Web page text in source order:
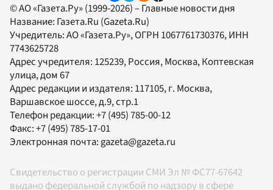
© АО «Газета.Ру» (1999-2026) – Главные новости дня
Название: Газета.Ru (Gazeta.Ru)
Учредитель:АО «Газета.Ру», ОГРН 1067761730376, ИНН
7743625728
Адрес учредителя: 125239, Россия, Москва, Коптевская
улица, дом 67
Адрес редакции и издателя: 117105, г. Москва,
Варшавское шоссе, д.9, стр.1
Телефон редакции:+7 (495) 785-00-12
Факс:+7 (495) 785-17-01
Электронная почта: gazeta@gazeta.ru
Свидетельство о регистрации СМИ Эл № ФС77-67642
выдано федеральной службой по надзору в сфере